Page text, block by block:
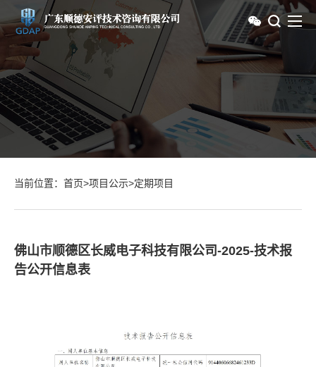
当前位置： 首页>项目公示>定期项目
佛山市顺德区长威电子科技有限公司-2025-技术报
告公开信息表